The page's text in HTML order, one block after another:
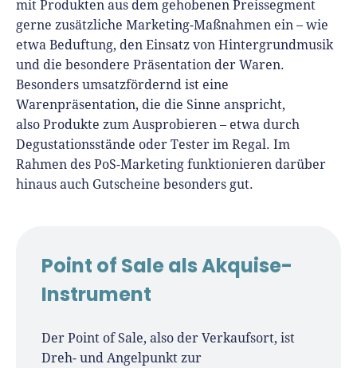
mit Produkten aus dem gehobenen Preissegment
gerne zusätzliche Marketing-Maßnahmen ein – wie
etwa Beduftung, den Einsatz von Hintergrundmusik
und die besondere Präsentation der Waren.
Besonders umsatzfördernd ist eine
Warenpräsentation, die die Sinne anspricht,
also Produkte zum Ausprobieren – etwa durch
Degustationsstände oder Tester im Regal. Im
Rahmen des PoS-Marketing funktionieren darüber
hinaus auch Gutscheine besonders gut.
Point of Sale als Akquise-
Instrument
Der Point of Sale, also der Verkaufsort, ist
Dreh- und Angelpunkt zur